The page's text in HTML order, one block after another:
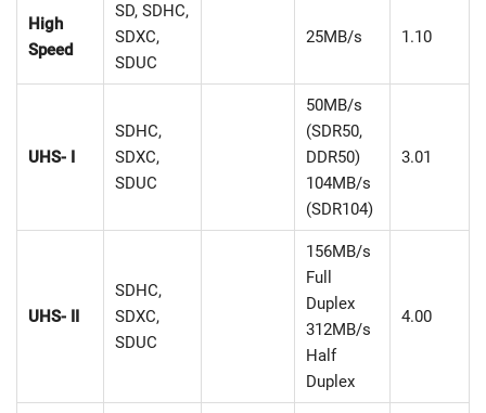
High
Speed
SD, SDHC,
SDXC,
SDUC
25MB/s 1.10
UHS- I
SDHC,
SDXC,
SDUC
50MB/s
(SDR50,
DDR50)
104MB/s
(SDR104)
3.01
UHS- II
SDHC,
SDXC,
SDUC
156MB/s
Full
Duplex
312MB/s
Half
Duplex
4.00